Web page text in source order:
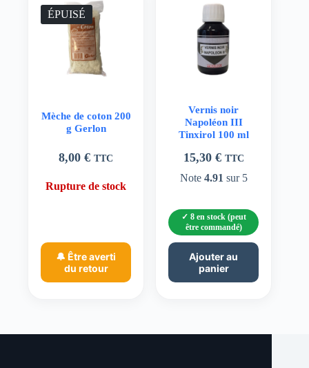
ÉPUISÉ
Mèche de coton 200
g Gerlon
8,00€ TTC
Rupture de stock
🔔 Être averti
du retour
Vernis noir
Napoléon III
Tinxirol 100 ml
15,30 € TTC
Note 4.91 sur 5
8 en stock (peut
être commandé)
Ajouter au
panier